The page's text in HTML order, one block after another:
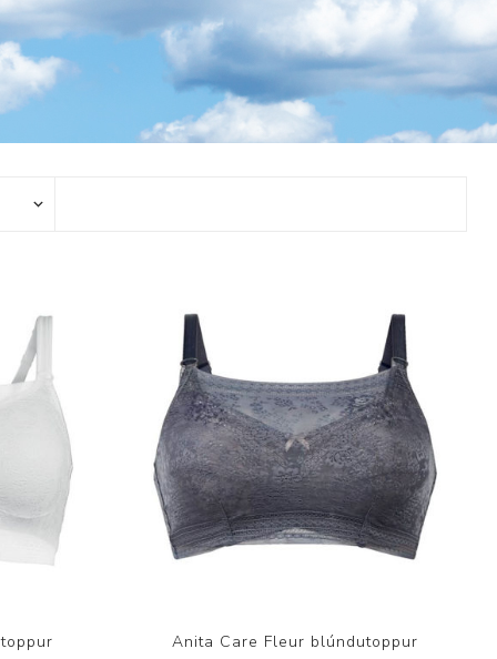
Stólar og vinnuvernd
Athafnir daglegs lífs
Anita Care Fleur blúndutoppur